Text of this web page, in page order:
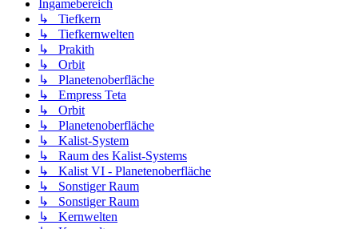
Ingamebereich
↳ Tiefkern
↳ Tiefkernwelten
↳ Prakith
↳ Orbit
↳ Planetenoberfläche
↳ Empress Teta
↳ Orbit
↳ Planetenoberfläche
↳ Kalist-System
↳ Raum des Kalist-Systems
↳ Kalist VI - Planetenoberfläche
↳ Sonstiger Raum
↳ Sonstiger Raum
↳ Kernwelten